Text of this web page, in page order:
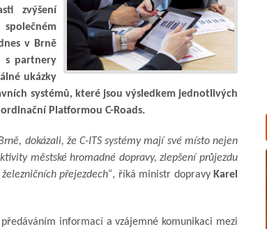
zvýšení
v Brně
s partnery
ukázky
systémů, které jsou výsledkem jednotlivých
Platformou C-Roads.
dokázali, že C-ITS systémy mají své místo nejen
městské hromadné dopravy, zlepšení průjezdu
přejezdech“, říká ministr dopravy Karel
informací a vzájemné komunikaci mezi